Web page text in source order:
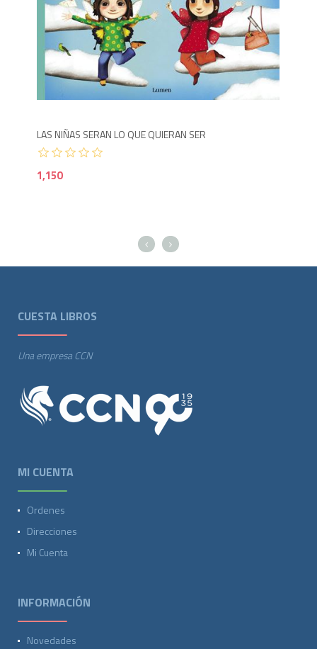
1,200
LAS NIÑAS SERAN LO QUE QUIERAN SER
1,150
Agotado
CUESTA LIBROS
Una empresa CCN
MI CUENTA
Ordenes
Direcciones
Mi Cuenta
INFORMACIÓN
Novedades